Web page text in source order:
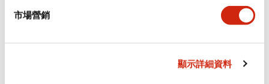
市場營銷
顯示詳細資料